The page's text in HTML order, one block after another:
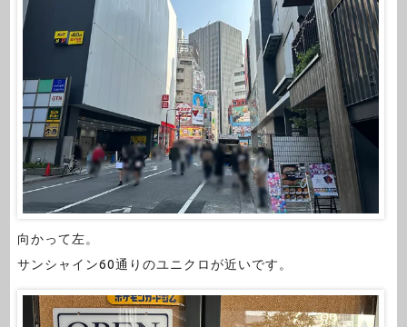
向かって左。
サンシャイン60通りのユニクロが近いです。